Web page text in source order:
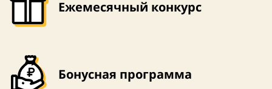
Ежемесячный конкурс
Бонусная программа